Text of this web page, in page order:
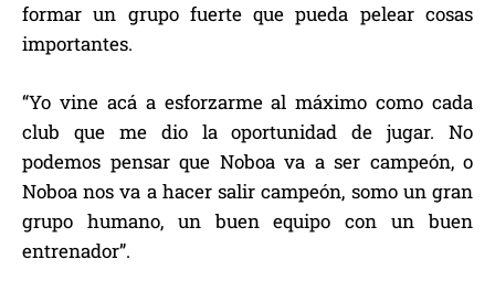
formar un grupo fuerte que pueda pelear cosas
importantes.
“Yo vine acá a esforzarme al máximo como cada
club que me dio la oportunidad de jugar. No
podemos pensar que Noboa va a ser campeón, o
Noboa nos va a hacer salir campeón, somo un gran
grupo humano, un buen equipo con un buen
entrenador”.